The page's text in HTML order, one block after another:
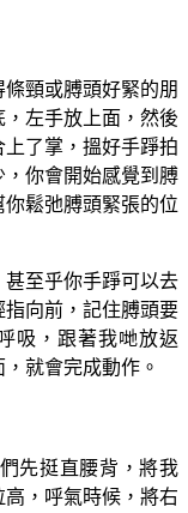
頸或膊頭好緊的朋
左手放上面，然後
了掌，搵好手踭拍
你會開始感覺到膊
鬆弛膊頭緊張的位
至乎你手踭可以去
向前，記住膊頭要
吸，跟著我哋放返
就會完成動作。
先挺直腰背，將我
，呼氣時候，將右